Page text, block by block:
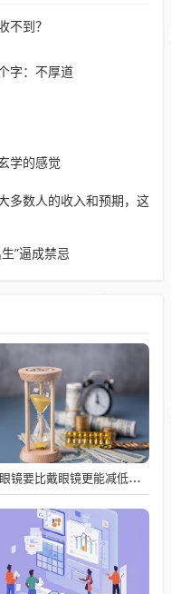
不到？
字：不厚道
学的感觉
多数人的收入和预期，这
”逼成禁忌
不戴眼镜要比戴眼镜更能减低近视度数